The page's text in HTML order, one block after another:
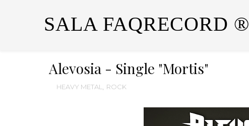
SALA FAQRECORD ®
Alevosia - Single "Mortis"
HEAVY METAL ROCK